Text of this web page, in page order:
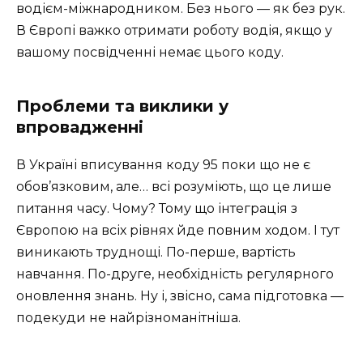
водієм-міжнародником. Без нього — як без рук.
В Європі важко отримати роботу водія, якщо у
вашому посвідченні немає цього коду.
Проблеми та виклики у
впровадженні
В Україні вписування коду 95 поки що не є
обов’язковим, але… всі розуміють, що це лише
питання часу. Чому? Тому що інтеграція з
Європою на всіх рівнях йде повним ходом. І тут
виникають труднощі. По-перше, вартість
навчання. По-друге, необхідність регулярного
оновлення знань. Ну і, звісно, сама підготовка —
подекуди не найрізноманітніша.